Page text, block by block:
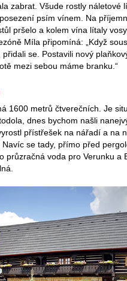
zabrat. Všude rostly náletové
psím vínem. Na
pršelo a kolem vína lítaly
Míla připomíná: „Když
se. Postavili nový
mezi sebou máme branku.“
1600 metrů čtverečních. Je
dnes bychom našli
přístřešek na nářadí a na
se tady, přímo před
průzračná voda pro Verunku